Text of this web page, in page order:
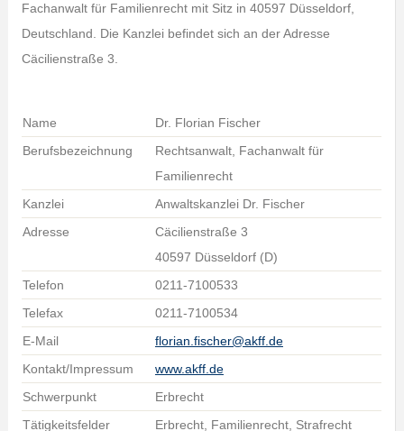
Fachanwalt für Familienrecht mit Sitz in 40597 Düsseldorf,
Deutschland. Die Kanzlei befindet sich an der Adresse
Cäcilienstraße 3.
Name
Dr. Florian Fischer
Berufsbezeichnung
Rechtsanwalt, Fachanwalt für
Familienrecht
Kanzlei
Anwaltskanzlei Dr. Fischer
Adresse
Cäcilienstraße 3
40597 Düsseldorf (D)
Telefon
0211-7100533
Telefax
0211-7100534
E-Mail
florian.fischer@akff.de
Kontakt/Impressum
www.akff.de
Schwerpunkt
Erbrecht
Tätigkeitsfelder
Erbrecht, Familienrecht, Strafrecht